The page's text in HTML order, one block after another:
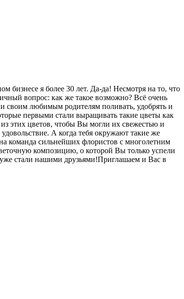
бизнесе я более 30 лет. Да-да! Несмотря на то, что
вопрос: как же такое возможно? Всё очень
своим любимым родителям поливать, удобрять и
первыми стали выращивать такие цветы как
этих цветов, чтобы Вы могли их свежестью и
А когда тебя окружают такие же
команда сильнейших флористов с многолетним
композицию, о которой Вы только успели
стали нашими друзьями!Приглашаем и Вас в